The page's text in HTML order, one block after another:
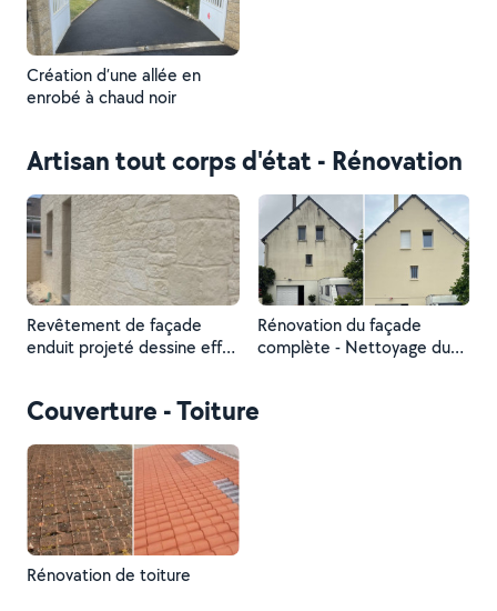
Création d’une allée en
enrobé à chaud noir
Artisan tout corps d'état - Rénovation
Revêtement de façade
enduit projeté dessine effet
Rénovation du façade
complète - Nettoyage du
Couverture - Toiture
Rénovation de toiture